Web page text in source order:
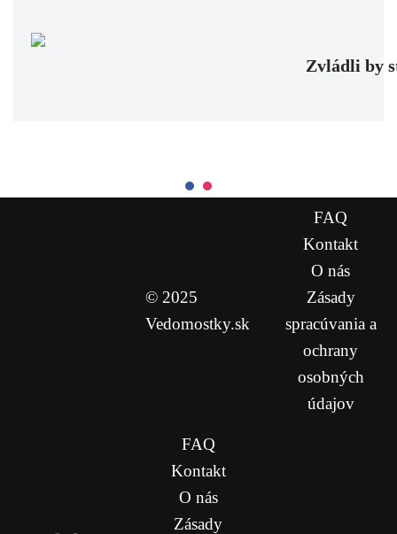
Zvládli by
© 2025
Vedomostky.sk
FAQ
Kontakt
O nás
Zásady
spracúvania a
ochrany
osobných
údajov
FAQ
Kontakt
O nás
Zásady